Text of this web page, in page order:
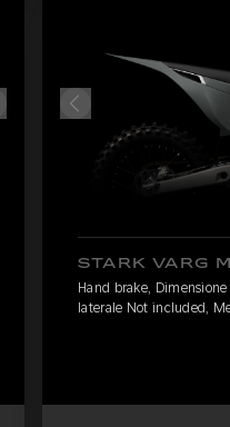
STARK VARG
Hand brake,
laterale Not included,